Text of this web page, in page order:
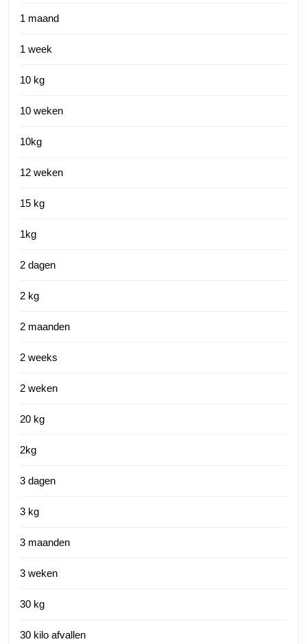
1 maand
1 week
10 kg
10 weken
10kg
12 weken
15 kg
1kg
2 dagen
2 kg
2 maanden
2 weeks
2 weken
20 kg
2kg
3 dagen
3 kg
3 maanden
3 weken
30 kg
30 kilo afvallen